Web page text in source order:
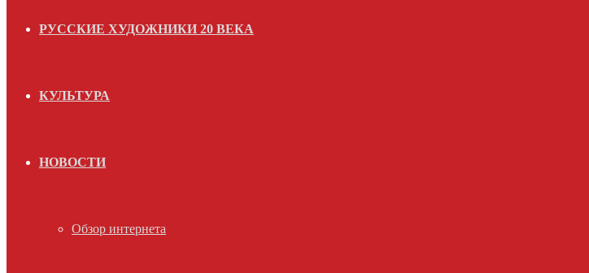
РУССКИЕ ХУДОЖНИКИ 20 ВЕКА
КУЛЬТУРА
НОВОСТИ
Обзор интернета